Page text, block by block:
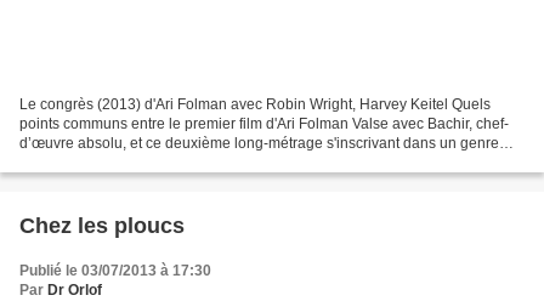
Le congrès (2013) d'Ari Folman avec Robin Wright, Harvey Keitel Quels
points communs entre le premier film d'Ari Folman Valse avec Bachir, chef-
d’œuvre absolu, et ce deuxième long-métrage s'inscrivant dans un genre
Chez les ploucs
Publié le 03/07/2013 à 17:30
Par Dr Orlof